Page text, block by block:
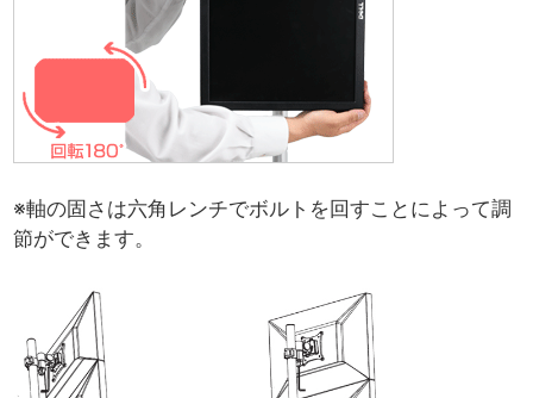
※軸の固さは六角レンチでボルトを回すことによって調
節ができます。